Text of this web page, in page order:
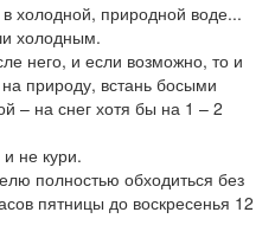
холодной, природной воде...
холодным.
него, и если возможно, то и
природу, встань босыми
– на снег хотя бы на 1 – 2
не кури.
полностью обходиться без
пятницы до воскресенья 12